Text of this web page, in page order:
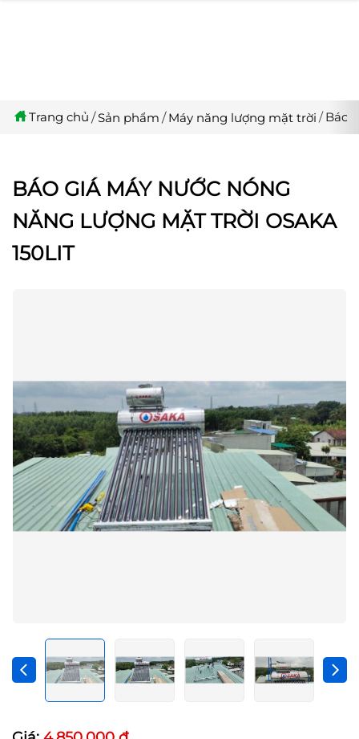
Trang chủ Sản phẩm Máy năng lượng mặt trời Báo
BÁO GIÁ MÁY NƯỚC NÓNG
NĂNG LƯỢNG MẶT TRỜI OSAKA
150LIT